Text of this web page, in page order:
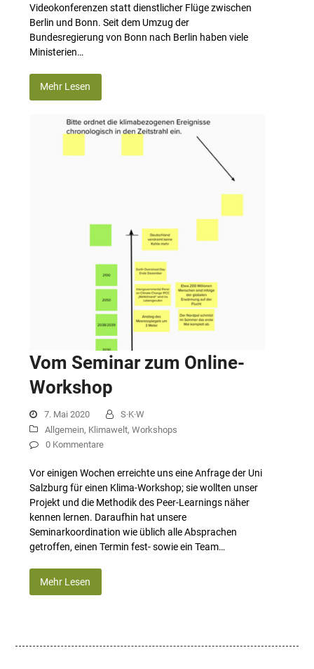
Videokonferenzen statt dienstlicher Flüge zwischen
Berlin und Bonn. Seit dem Umzug der
Bundesregierung von Bonn nach Berlin ha­ben viele
Ministerien…
Mehr Lesen
Vom Seminar zum Online-
Workshop
7. Mai 2020
S·K·W
Allgemein, Klimawelt,Workshops
0 Kommentare
Vor einigen Wochen erreichte uns eine Anfrage der Uni
Salzburg für einen Klima-Workshop; sie wollten unser
Projekt und die Methodik des Peer-Learnings näher
kennen lernen. Daraufhin hat unsere
Seminarkoordination wie üblich alle Absprachen
getroffen, einen Termin fest- sowie ein Team…
Mehr Lesen